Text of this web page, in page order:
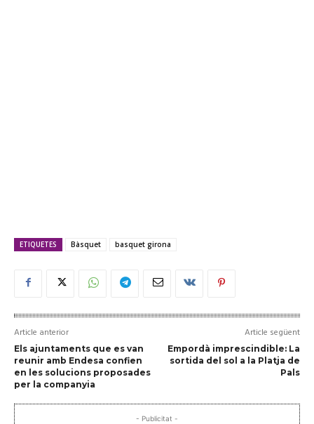
ETIQUETES Bàsquet basquet girona
Article anterior
Els ajuntaments que es van
reunir amb Endesa confien
en les solucions proposades
per la companyia
Article següent
Empordà imprescindible: La
sortida del sol a la Platja de
Pals
- Publicitat -